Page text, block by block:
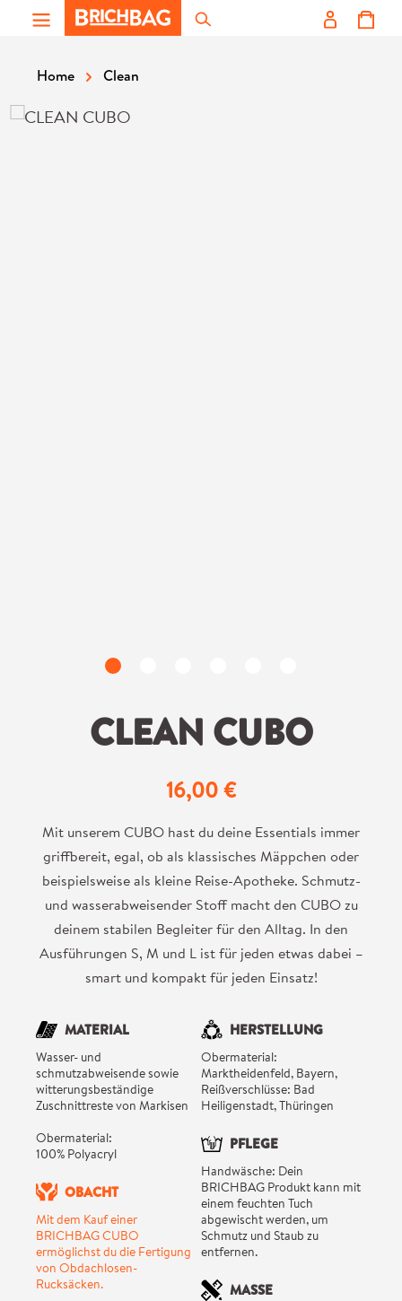
Zum Hauptinhalt springen
Home Clean
Bildergalerie überspringen
CLEAN CUBO
Regulärer Preis:
16,00 €
Mit unserem CUBO hast du deine Essentials immer
griffbereit, egal, ob als klassisches Mäppchen oder
beispielsweise als kleine Reise-Apotheke. Schmutz-
und wasserabweisender Stoff macht den CUBO zu
deinem stabilen Begleiter für den Alltag. In den
Ausführungen S, M und L ist für jeden etwas dabei –
smart und kompakt für jeden Einsatz!
MATERIAL
Wasser- und
schmutzabweisende sowie
witterungsbeständige
Zuschnittreste von Markisen
Obermaterial:
100% Polyacryl
OBACHT
Mit dem Kauf einer
BRICHBAG CUBO
ermöglichst du die Fertigung
von Obdachlosen-
Rucksäcken.
HERSTELLUNG
Obermaterial:
Marktheidenfeld, Bayern,
Reißverschlüsse: Bad
Heiligenstadt, Thüringen
PFLEGE
Handwäsche: Dein
BRICHBAG Produkt kann mit
einem feuchten Tuch
abgewischt werden, um
Schmutz und Staub zu
entfernen.
MASSE